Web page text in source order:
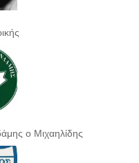
ο Μιχαηλίδης